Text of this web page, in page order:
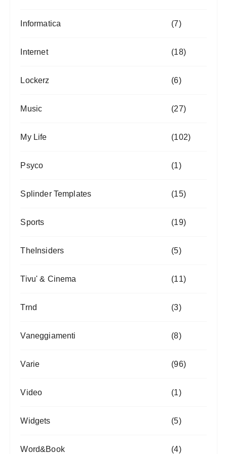
Informatica (7)
Internet (18)
Lockerz (6)
Music (27)
My Life (102)
Psyco (1)
Splinder Templates (15)
Sports (19)
TheInsiders (5)
Tivu' & Cinema (11)
Trnd (3)
Vaneggiamenti (8)
Varie (96)
Video (1)
Widgets (5)
Word&Book (4)